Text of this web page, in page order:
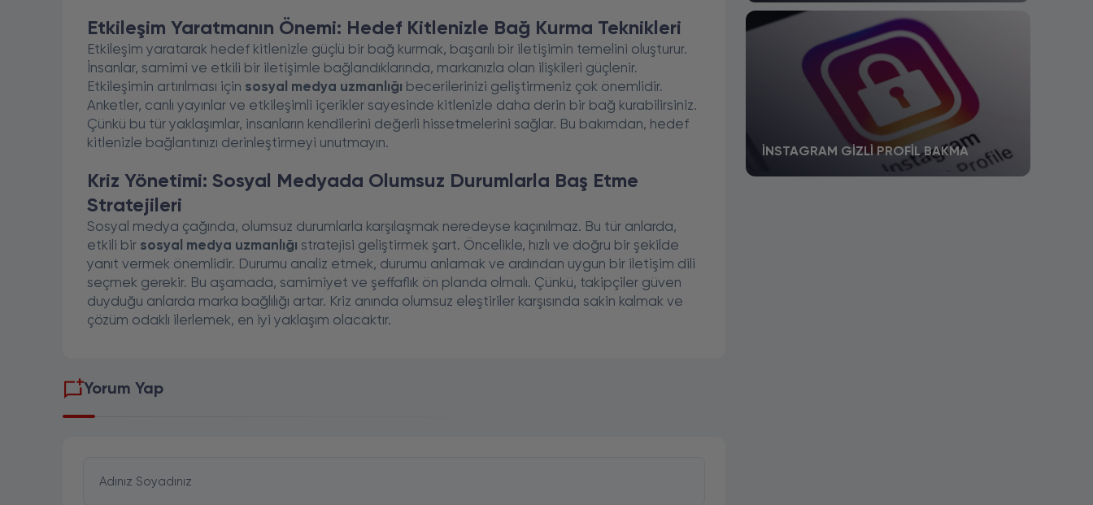
Etkileşim Yaratmanın Önemi: Hedef Kitlenizle Bağ Kurma Teknikleri
Etkileşim yaratarak hedef kitlenizle güçlü bir bağ kurmak, başarılı bir iletişimin temelini oluşturur.
İnsanlar, samimi ve etkili bir iletişimle bağlandıklarında, markanızla olan ilişkileri güçlenir.
Etkileşimin artırılması için sosyal medya uzmanlığı becerilerinizi geliştirmeniz çok önemlidir.
Anketler, canlı yayınlar ve etkileşimli içerikler sayesinde kitlenizle daha derin bir bağ kurabilirsiniz.
Çünkü bu tür yaklaşımlar, insanların kendilerini değerli hissetmelerini sağlar. Bu bakımdan, hedef
kitlenizle bağlantınızı derinleştirmeyi unutmayın.
Kriz Yönetimi: Sosyal Medyada Olumsuz Durumlarla Baş Etme
Stratejileri
Sosyal medya çağında, olumsuz durumlarla karşılaşmak neredeyse kaçınılmaz. Bu tür anlarda,
etkili bir sosyal medya uzmanlığı stratejisi geliştirmek şart. Öncelikle, hızlı ve doğru bir şekilde
yanıt vermek önemlidir. Durumu analiz etmek, durumu anlamak ve ardından uygun bir iletişim dili
seçmek gerekir. Bu aşamada, samimiyet ve şeffaflık ön planda olmalı. Çünkü, takipçiler güven
duyduğu anlarda marka bağlılığı artar. Kriz anında olumsuz eleştiriler karşısında sakin kalmak ve
çözüm odaklı ilerlemek, en iyi yaklaşım olacaktır.
Yorum Yap
Adınız Soyadınız
İNSTAGRAM GIZLI PROFIL BAKMA